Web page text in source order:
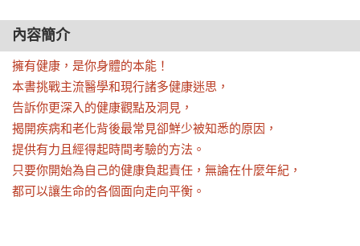
內容簡介
擁有健康，是你身體的本能！
本書挑戰主流醫學和現行諸多健康迷思，
告訴你更深入的健康觀點及洞見，
揭開疾病和老化背後最常見卻鮮少被知悉的原因，
提供有力且經得起時間考驗的方法。
只要你開始為自己的健康負起責任，無論在什麼年紀，
都可以讓生命的各個面向走向平衡。